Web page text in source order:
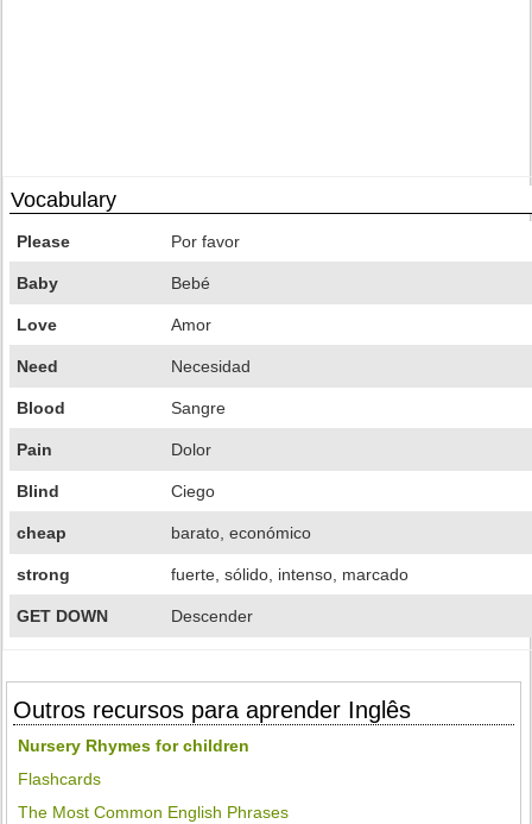
Vocabulary
Please Por favor
Baby Bebé
Love Amor
Need Necesidad
Blood Sangre
Pain Dolor
Blind Ciego
cheap barato, económico
strong fuerte, sólido, intenso, marcado
GET DOWN Descender
Outros recursos para aprender Inglês
Nursery Rhymes for children
Flashcards
The Most Common English Phrases